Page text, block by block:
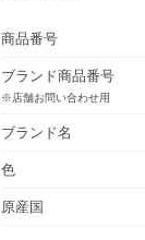
商品番号
ブランド商品番号
※店舗お問い合わせ用
ブランド名
色
原産国